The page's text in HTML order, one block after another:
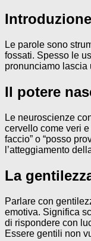
Introduzione
Le parole sono
fossati. Spesso le
pronunciamo lascia
Il potere
Le neuroscienze
cervello come veri
faccio” o “posso
l’atteggiamento
La
Parlare con
emotiva. Significa
di rispondere con
Essere gentili non